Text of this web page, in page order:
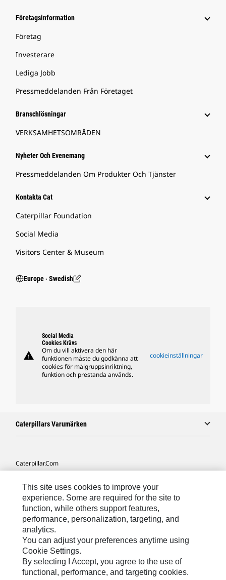
Företagsinformation
Företag
Investerare
Lediga Jobb
Pressmeddelanden Från Företaget
Branschlösningar
VERKSAMHETSOMRÅDEN
Nyheter Och Evenemang
Pressmeddelanden Om Produkter Och Tjänster
Kontakta Cat
Caterpillar Foundation
Social Media
Visitors Center & Museum
Europe ‧ Swedish
warning
Social Media
Cookies Krävs
Om du vill aktivera den här
funktionen måste du godkänna att
cookies för målgruppsinriktning,
funktion och prestanda används.
cookieinställningar
Caterpillars Varumärken
Caterpillar.com
Mina Marknadsföringspreferenser
Platskarta
Cookie Settings
Juridiskt
Sekretess
This site uses cookies to improve your
experience. Some are required for the site to
function, while others support features,
performance, personalization, targeting, and
analytics.
You can adjust your preferences anytime using
Cookie Settings.
By selecting I Accept, you agree to the use of
functional, performance, and targeting cookies.